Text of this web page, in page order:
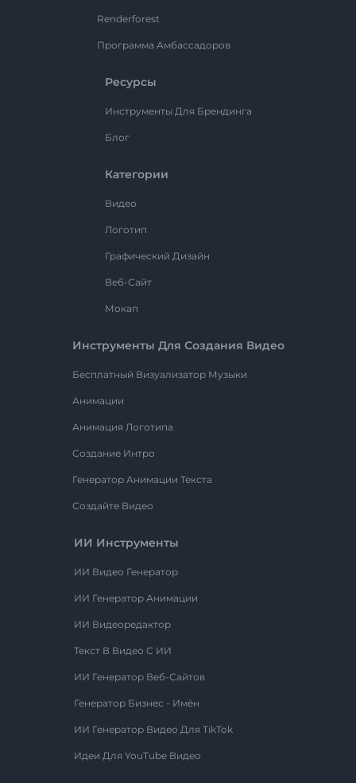
Renderforest
Программа Амбассадоров
Ресурсы
Инструменты Для Брендинга
Блог
Категории
Видео
Логотип
Графический Дизайн
Веб-Сайт
Мокап
Инструменты Для Создания Видео
Бесплатный Визуализатор Музыки
Анимации
Анимация Логотипа
Создание Интро
Генератор Анимации Текста
Создайте Видео
ИИ Инструменты
ИИ Видео Генератор
ИИ Генератор Анимации
ИИ Видеоредактор
Текст В Видео С ИИ
ИИ Генератор Веб-Сайтов
Генератор Бизнес - Имён
ИИ Генератор Видео Для TikTok
Идеи Для YouTube Видео